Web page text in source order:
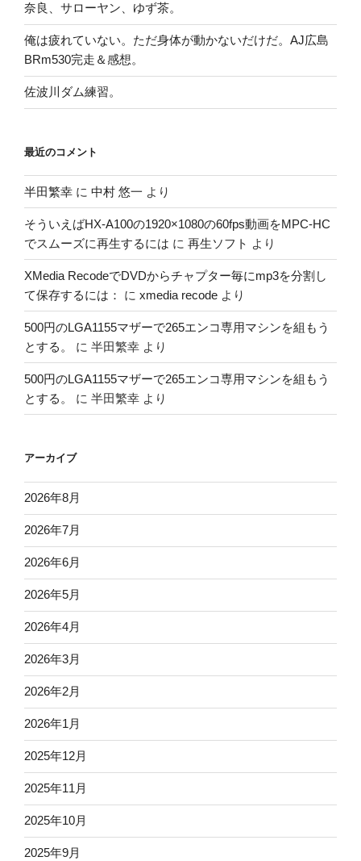
奈良、サローヤン、ゆず茶。
俺は疲れていない。ただ身体が動かないだけだ。AJ広島
BRm530完走＆感想。
佐波川ダム練習。
最近のコメント
半田繁幸 に 中村 悠一 より
そういえばHX-A100の1920×1080の60fps動画をMPC-HC
でスムーズに再生するには に 再生ソフト より
XMedia RecodeでDVDからチャプター毎にmp3を分割し
て保存するには：
に xmedia recode より
500円のLGA1155マザーで265エンコ専用マシンを組もう
とする。
に 半田繁幸 より
500円のLGA1155マザーで265エンコ専用マシンを組もう
とする。
に 半田繁幸 より
アーカイブ
2026年8月
2026年7月
2026年6月
2026年5月
2026年4月
2026年3月
2026年2月
2026年1月
2025年12月
2025年11月
2025年10月
2025年9月